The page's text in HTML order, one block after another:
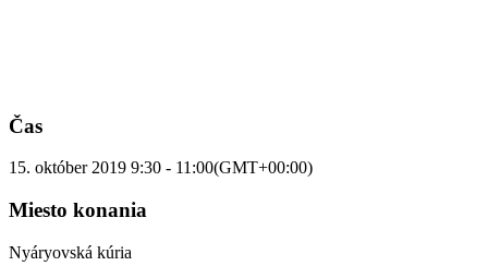
Čas
15. október 2019 9:30 - 11:00(GMT+00:00)
Miesto konania
Nyáryovská kúria